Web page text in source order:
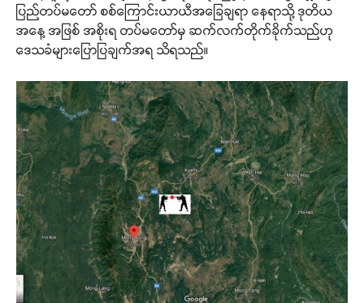
ပြည်တပ်မတော် စစ်ကြောင်းယာယီအခြေချရာ နေရာသို့ ဒုတိယ
အနေ့ အဖြစ် အစိုးရ တပ်မတော်မှ ဆက်လက်တိုက်ခိုက်သည်ဟု
ဒေသခံများပြောပြချက်အရ သိရသည်။